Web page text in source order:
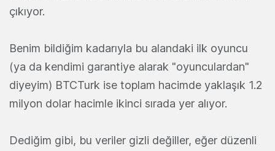
çıkıyor.
Benim bildiğim kadarıyla bu alandaki ilk oyuncu
(ya da kendimi garantiye alarak "oyunculardan"
diyeyim) BTCTurk ise toplam hacimde yaklaşık 1.2
milyon dolar hacimle ikinci sırada yer alıyor.
Dediğim gibi, bu veriler gizli değiller, eğer düzenli